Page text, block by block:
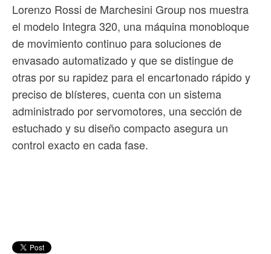
Lorenzo Rossi de Marchesini Group nos muestra
el modelo Integra 320, una máquina monobloque
de movimiento continuo para soluciones de
envasado automatizado y que se distingue de
otras por su rapidez para el encartonado rápido y
preciso de blísteres, cuenta con un sistema
administrado por servomotores, una sección de
estuchado y su diseño compacto asegura un
control exacto en cada fase.